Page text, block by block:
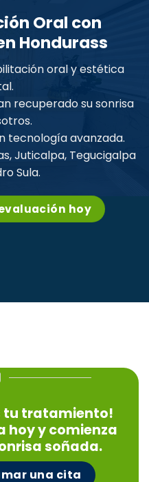
Oral con
Hondurass
oral y estética
recuperado su sonrisa
tecnología avanzada.
Juticalpa, Tegucigalpa
Sula.
hoy
tu tratamiento!
hoy y comienza
soñada.
una cita